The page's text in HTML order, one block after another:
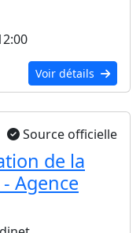
Voir détails
Source officielle
de la
Agence